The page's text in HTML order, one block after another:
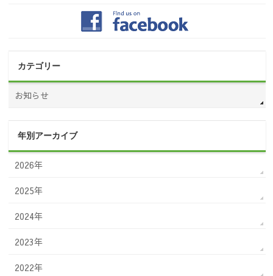
カテゴリー
お知らせ
年別アーカイブ
2026年
2025年
2024年
2023年
2022年